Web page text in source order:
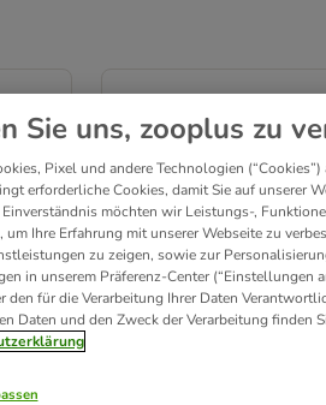
Sie uns, zooplus zu
Pixel und andere Technologien
erforderliche Cookies, damit Sie auf unserer
möchten wir Leistungs-,
um Ihre Erfahrung mit unserer Webseite zu
zu zeigen, sowie zur
in unserem Präferenz-Center (“Einstellungen
den für die Verarbeitung Ihrer Daten
Daten und den Zweck der Verarbeitung finden